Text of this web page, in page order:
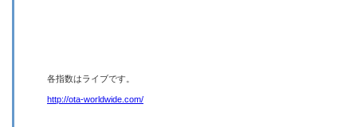
各指数はライブです。
http://ota-worldwide.com/